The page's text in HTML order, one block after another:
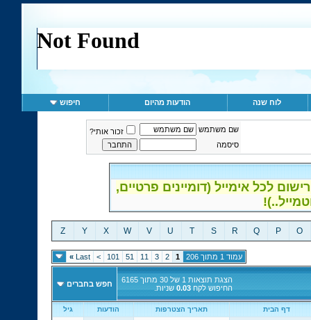
לוח שנה הודעות מהיום חיפוש
שם משתמש
זכור אותי?
סיסמה
לכל אימייל (דומיינים פרטיים,
O
P
Q
R
S
T
U
V
W
X
Y
Z
עמוד 1 מתוך 206 1
2
3
11
51
101
>
Last
»
הצגת תוצאות 1 של 30 מתוך 6165
החיפוש לקח0.03 שניות. חפש בחברים
דף הבית תאריך הצטרפות הודעות גיל